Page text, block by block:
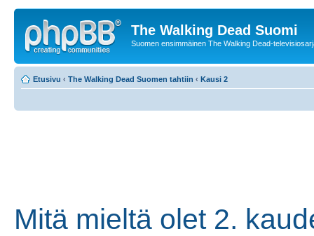
The Walking Dead Suomi
Suomen ensimmäinen The Walking Dead-
Etusivu ‹ The Walking Dead Suomen tahtiin ‹ Kausi 2
Mitä mieltä olet 2.